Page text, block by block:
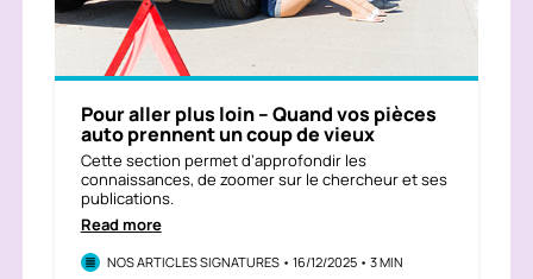
Pour aller plus loin – Quand vos pièces
auto prennent un coup de vieux
Cette section permet d’approfondir les
connaissances, de zoomer sur le chercheur et ses
publications.
Read more
NOS ARTICLES SIGNATURES • 16/12/2025 • 3 MIN